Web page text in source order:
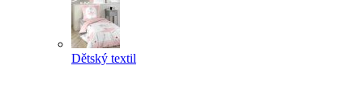
Dětský textil